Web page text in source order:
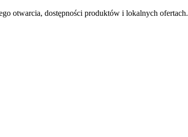
otwarcia, dostępności produktów i lokalnych ofertach.